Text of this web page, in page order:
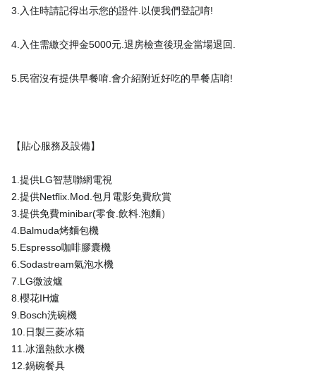
3.入住時請記得出示您的證件.以便我們登記唷!
4.入住需繳交押金5000元.退房檢查後現金當場退回.
5.民宿沒有提供早餐唷.會介紹附近好吃的早餐店唷!
【貼心服務及設備】
1.提供LG智慧聯網電視
2.提供Netflix.Mod.包月電影免費欣賞
3.提供免費minibar(零食.飲料.泡麵）
4.Balmuda烤麵包機
5.Espresso咖啡膠囊機
6.Sodastream氣泡水機
7.LG微波爐
8.櫻花IH爐
9.Bosch洗碗機
10.日製三菱冰箱
11.冰溫熱飲水機
12.鍋碗餐具